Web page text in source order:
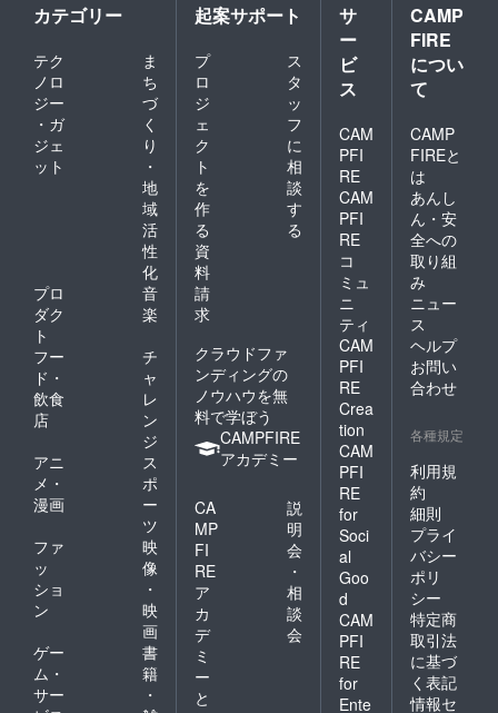
カテゴリー
テク
ノロ
ジー
・ガ
ジェ
ット
ま
ち
づ
く
り
・
地
域
活
性
化
プロ
ダク
ト
音
楽
フー
ド・
飲食
店
チ
ャ
レ
ン
ジ
アニ
メ・
漫画
ス
ポ
ー
ツ
ファ
ッ
ショ
ン
映
像
・
映
画
ゲー
ム・
サー
書
籍
・
起案サポート
プ
ロ
ジ
ェ
ク
ト
を
作
る
ス
タ
ッ
フ
に
相
談
す
る
資
料
請
求
クラウドファ
ンディングの
ノウハウを無
料で学ぼう
CAMPFIRE
アカデミー
CA
MP
FI
RE
ア
カ
デ
ミ
ー
と
説
明
会
・
相
談
会
サ
ー
ビ
ス
CAM
PFI
RE
CAM
PFI
RE
コ
ミュ
ニ
ティ
CAM
PFI
RE
Crea
tion
CAM
PFI
RE
for
Soci
al
Goo
d
CAM
PFI
RE
for
Ente
CAMP
FIRE
につい
て
CAMP
FIREと
は
あんし
ん・安
全への
取り組
み
ニュー
ス
ヘルプ
お問い
合わせ
各種規定
利用規
約
細則
プライ
バシー
ポリ
シー
特定商
取引法
に基づ
く表記
情報セ